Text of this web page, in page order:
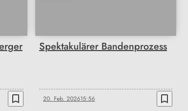
bookmark_border
Spektakulärer Bandenprozess
20. Feb. 202615:56 bookmark_border